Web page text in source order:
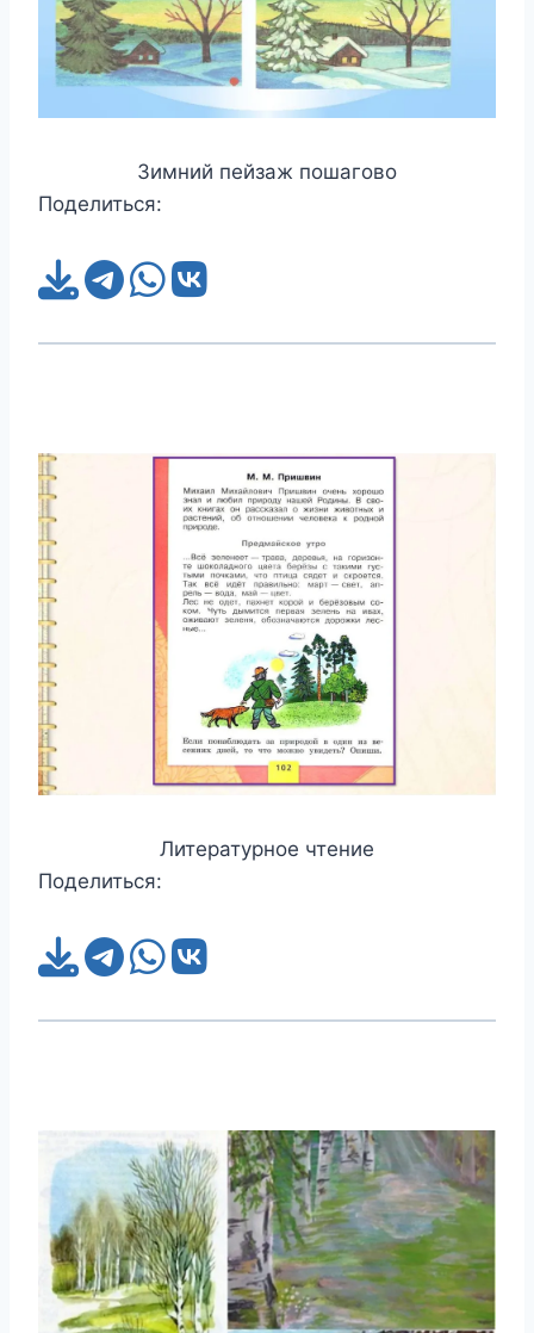
Зимний пейзаж пошагово
Поделиться:
Литературное чтение
Поделиться: